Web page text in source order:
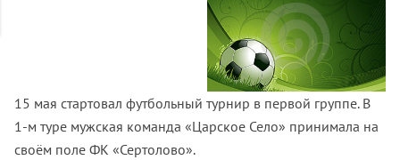
15 мая стартовал футбольный турнир в первой группе. В
1-м туре мужская команда «Царское Село» принимала на
своём поле ФК «Сертолово».